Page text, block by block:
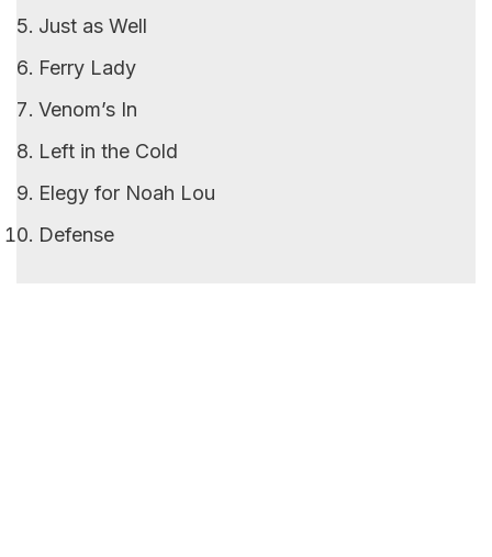
Just as Well
Ferry Lady
Venom’s In
Left in the Cold
Elegy for Noah Lou
Defense